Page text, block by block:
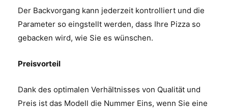
Der Backvorgang kann jederzeit kontrolliert und die
Parameter so eingstellt werden, dass Ihre Pizza so
gebacken wird, wie Sie es wünschen.
Preisvorteil
Dank des optimalen Verhältnisses von Qualität und
Preis ist das Modell die Nummer Eins, wenn Sie eine